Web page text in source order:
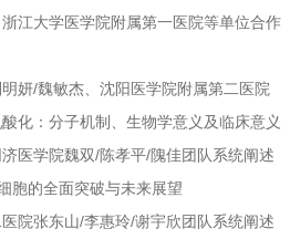
江大学医学院附属第一医院等单位合作
妍/魏敏杰、沈阳医学院附属第二医院
化：分子机制、生物学意义及临床意义
医学院魏双/陈孝平/隗佳团队系统阐述
胞的全面突破与未来展望
院张东山/李惠玲/谢宇欣团队系统阐述